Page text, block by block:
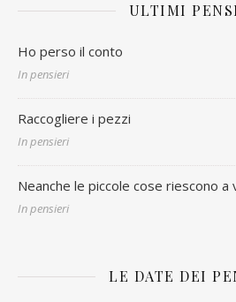
ULTIMI
Ho perso il conto
In pensieri
Raccogliere i pezzi
In pensieri
Neanche le piccole cose riescono a
In pensieri
LE DATE DEI